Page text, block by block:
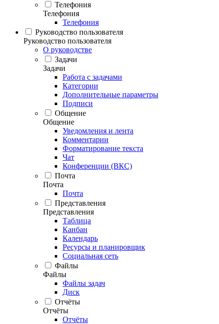
Телефония
Телефония
Телефония
Руководство пользователя
Руководство пользователя
О руководстве
Задачи
Задачи
Работа с задачами
Категории
Дополнительные параметры
Подписи
Общение
Общение
Уведомления и лента
Комментарии
Форматирование текста
Чат
Конференции (ВКС)
Почта
Почта
Почта
Представления
Представления
Таблица
Канбан
Календарь
Ресурсы и планировщик
Социальная сеть
Файлы
Файлы
Файлы задач
Диск
Отчёты
Отчёты
Отчёты